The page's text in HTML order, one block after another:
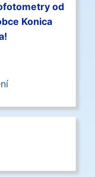
od
Konica